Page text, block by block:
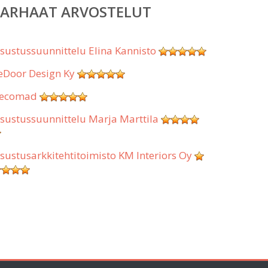
ARVOSTELUT
Elina Kannisto
Design Ky
Marja Marttila
KM Interiors Oy